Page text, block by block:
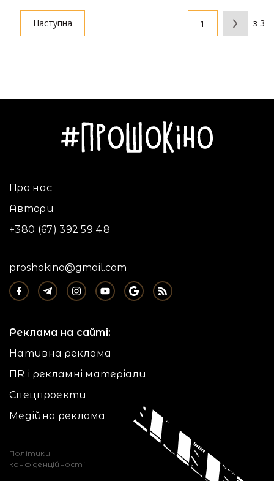
Наступна з 3
Про нас
Автори
+380 (67) 392 59 48
proshokino@gmail.com
Реклама на сайті:
Нативна реклама
ПR і рекламні матеріали
Спецпроекти
Медійна реклама
Політики
конфіденційності